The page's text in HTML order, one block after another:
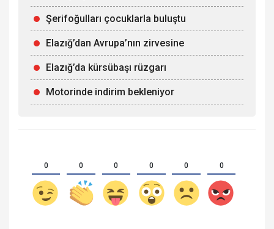
Şerifoğulları çocuklarla buluştu
Elazığ’dan Avrupa’nın zirvesine
Elazığ’da kürsübaşı rüzgarı
Motorinde indirim bekleniyor
0 0 0 0 0 0